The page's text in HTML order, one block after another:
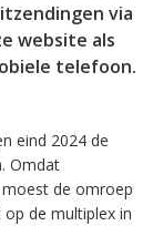
via
website als
telefoon.
eind 2024 de
Omdat
de omroep
de multiplex in